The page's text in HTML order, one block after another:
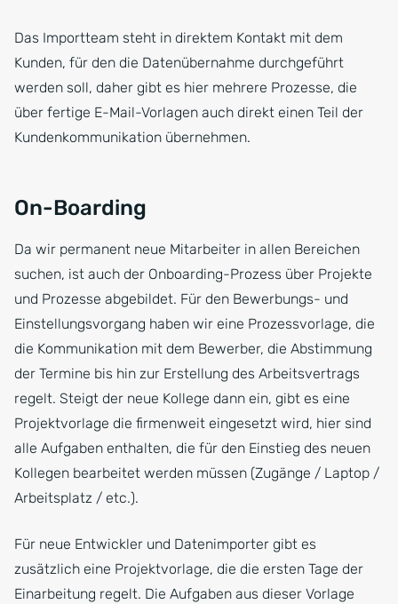
Das Importteam steht in direktem Kontakt mit dem
Kunden, für den die Datenübernahme durchgeführt
werden soll, daher gibt es hier mehrere Prozesse, die
über fertige E-Mail-Vorlagen auch direkt einen Teil der
Kundenkommunikation übernehmen.
On-Boarding
Da wir permanent neue Mitarbeiter in allen Bereichen
suchen, ist auch der Onboarding-Prozess über Projekte
und Prozesse abgebildet. Für den Bewerbungs- und
Einstellungsvorgang haben wir eine Prozessvorlage, die
die Kommunikation mit dem Bewerber, die Abstimmung
der Termine bis hin zur Erstellung des Arbeitsvertrags
regelt. Steigt der neue Kollege dann ein, gibt es eine
Projektvorlage die firmenweit eingesetzt wird, hier sind
alle Aufgaben enthalten, die für den Einstieg des neuen
Kollegen bearbeitet werden müssen (Zugänge / Laptop /
Arbeitsplatz / etc.).
Für neue Entwickler und Datenimporter gibt es
zusätzlich eine Projektvorlage, die die ersten Tage der
Einarbeitung regelt. Die Aufgaben aus dieser Vorlage